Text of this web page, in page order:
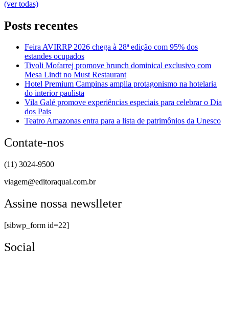
(ver todas)
Posts recentes
Feira AVIRRP 2026 chega à 28ª edição com 95% dos
estandes ocupados
Tivoli Mofarrej promove brunch dominical exclusivo com
Mesa Lindt no Must Restaurant
Hotel Premium Campinas amplia protagonismo na hotelaria
do interior paulista
Vila Galé promove experiências especiais para celebrar o Dia
dos Pais
Teatro Amazonas entra para a lista de patrimônios da Unesco
Contate-nos
(11) 3024-9500
viagem@editoraqual.com.br
Assine nossa newslleter
[sibwp_form id=22]
Social